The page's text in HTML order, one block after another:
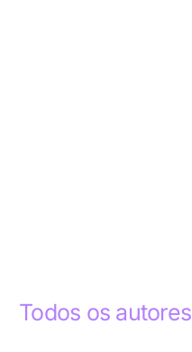
Todos os autores